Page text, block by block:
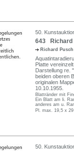
50.
643 Richard
Richard
Platte
Darstellung re.
beiden oberen
originalen
10.10.1955.
Blattränder mit
Ein Blatt am li.
anderes am u.
Pl. max. 19,5 x
50.